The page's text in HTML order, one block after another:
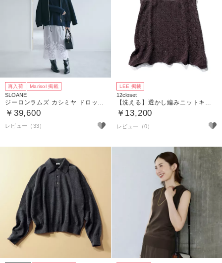
再入荷 Marisol 掲載
SLOANE
ジーロンラムズ カシミヤ ドロップショルダー
￥39,600
レビュー（33）
LEE 掲載
12closet
【洗える】透かし編みニットキャミソール
￥13,200